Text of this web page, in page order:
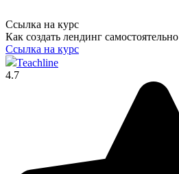
Ссылка на курс
Как создать лендинг самостоятельно
Ссылка на курс
Teachline
4.7